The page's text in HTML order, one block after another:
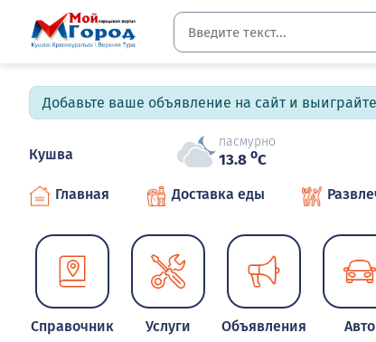
Добавьте ваше объявление на сайт и
Кушва
пасмурно
13.8 oC
Главная Доставка еды
Справочник Услуги Объявления Авто